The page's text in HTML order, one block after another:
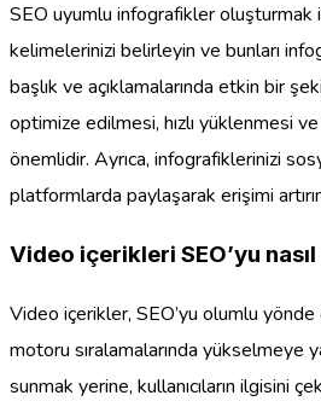
SEO uyumlu infografikler oluşturmak
kelimelerinizi belirleyin ve bunları
başlık ve açıklamalarında etkin bir
optimize edilmesi, hızlı yüklenmesi
önemlidir. Ayrıca, infografiklerinizi
platformlarda paylaşarak erişimi
Video içerikleri SEO’yu
Video içerikler, SEO’yu olumlu
motoru sıralamalarında yükselmeye
sunmak yerine, kullanıcıların ilgisini